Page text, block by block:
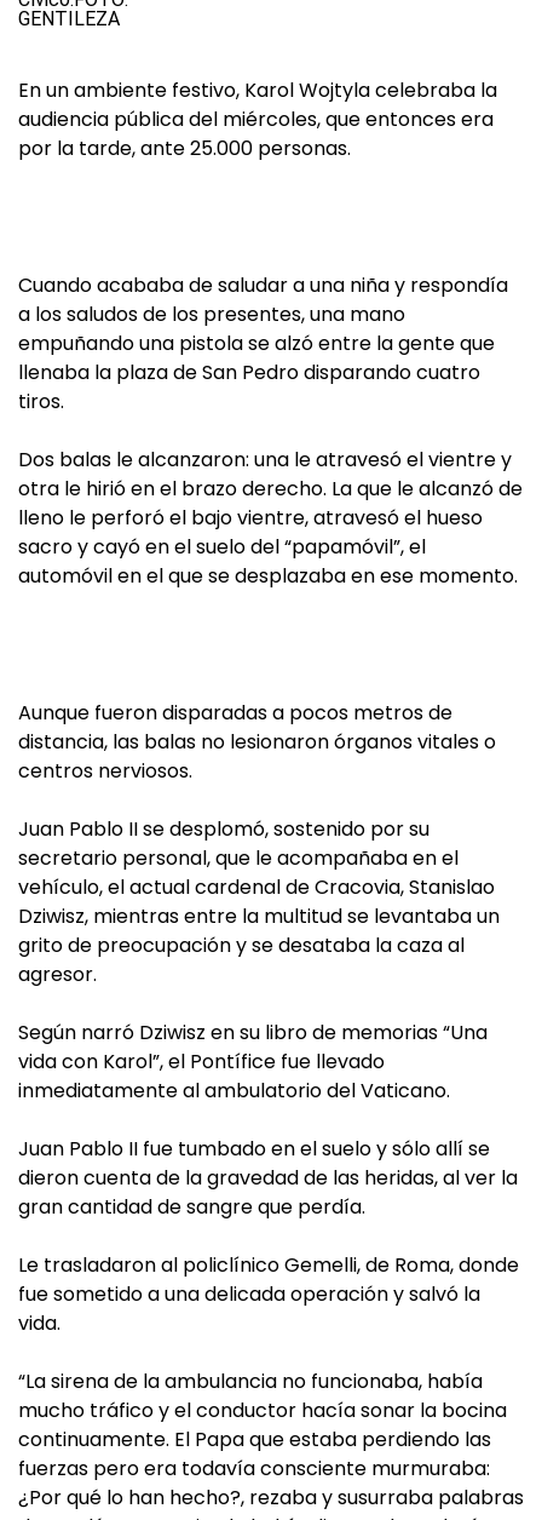
En un ambiente festivo, Karol Wojtyla celebraba la
audiencia pública del miércoles, que entonces era
por la tarde, ante 25.000 personas.
Cuando acababa de saludar a una niña y respondía
a los saludos de los presentes, una mano
empuñando una pistola se alzó entre la gente que
llenaba la plaza de San Pedro disparando cuatro
tiros.
Dos balas le alcanzaron: una le atravesó el vientre y
otra le hirió en el brazo derecho. La que le alcanzó de
lleno le perforó el bajo vientre, atravesó el hueso
sacro y cayó en el suelo del “papamóvil”, el
automóvil en el que se desplazaba en ese momento.
Aunque fueron disparadas a pocos metros de
distancia, las balas no lesionaron órganos vitales o
centros nerviosos.
Juan Pablo II se desplomó, sostenido por su
secretario personal, que le acompañaba en el
vehículo, el actual cardenal de Cracovia, Stanislao
Dziwisz, mientras entre la multitud se levantaba un
grito de preocupación y se desataba la caza al
agresor.
Según narró Dziwisz en su libro de memorias “Una
vida con Karol”, el Pontífice fue llevado
inmediatamente al ambulatorio del Vaticano.
Juan Pablo II fue tumbado en el suelo y sólo allí se
dieron cuenta de la gravedad de las heridas, al ver la
gran cantidad de sangre que perdía.
Le trasladaron al policlínico Gemelli, de Roma, donde
fue sometido a una delicada operación y salvó la
vida.
“La sirena de la ambulancia no funcionaba, había
mucho tráfico y el conductor hacía sonar la bocina
continuamente. El Papa que estaba perdiendo las
fuerzas pero era todavía consciente murmuraba:
¿Por qué lo han hecho?, rezaba y susurraba palabras